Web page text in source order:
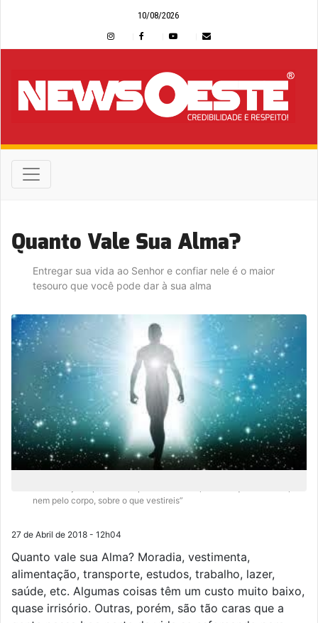
10/08/2026
Quanto Vale Sua Alma?
Entregar sua vida ao Senhor e confiar nele é o maior
tesouro que você pode dar à sua alma
nem pelo corpo, sobre o que vestireis”
27 de Abril de 2018 - 12h04
Quanto vale sua Alma? Moradia, vestimenta,
alimentação, transporte, estudos, trabalho, lazer,
saúde, etc. Algumas coisas têm um custo muito baixo,
quase irrisório. Outras, porém, são tão caras que a